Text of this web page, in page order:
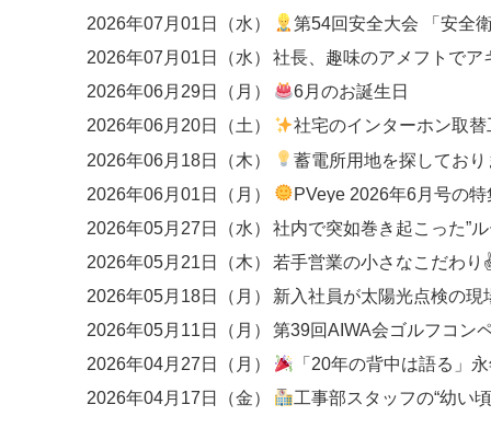
2026年07月01日（水）
第54回安全大会 「安全衛生優良事業場」
2026年07月01日（水）
社長、趣味のアメフトでア
2026年06月29日（月）
6月のお誕生日
2026年06月20日（土）
社宅のインターホン取替工事
2026年06月18日（木）
蓄電所用地を探しており
2026年06月01日（月）
PVeye 2026年6月号の特集にて、関西エリアの
2026年05月27日（水）
2026年05月21日（木）
若手営業の小さなこだわ
2026年05月18日（月）
新入社員が太陽光点検の現
2026年05月11日（月）
第39回AIWA会ゴルフコン
2026年04月27日（月）
「20年の背中は語る」永
2026年04月17日（金）
工事部スタッフの“幼い頃の夢”